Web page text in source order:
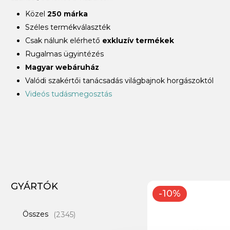
Közel 250 márka
Széles termékválaszték
Csak nálunk elérhető exkluzív termékek
Rugalmas ügyintézés
Magyar webáruház
Valódi szakértői tanácsadás világbajnok horgászoktól
Videós tudásmegosztás
GYÁRTÓK
Összes (2345)
-10%